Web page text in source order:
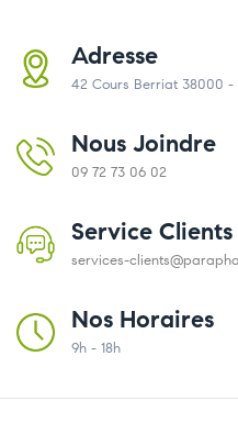
Adresse
42 Cours Berriat 38000 -
Nous Joindre
09 72 73 06 02
Service Clients
services-
Nos Horaires
9h - 18h